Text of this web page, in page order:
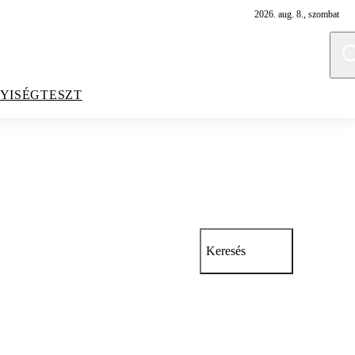
2026. aug. 8., szombat
Keresés